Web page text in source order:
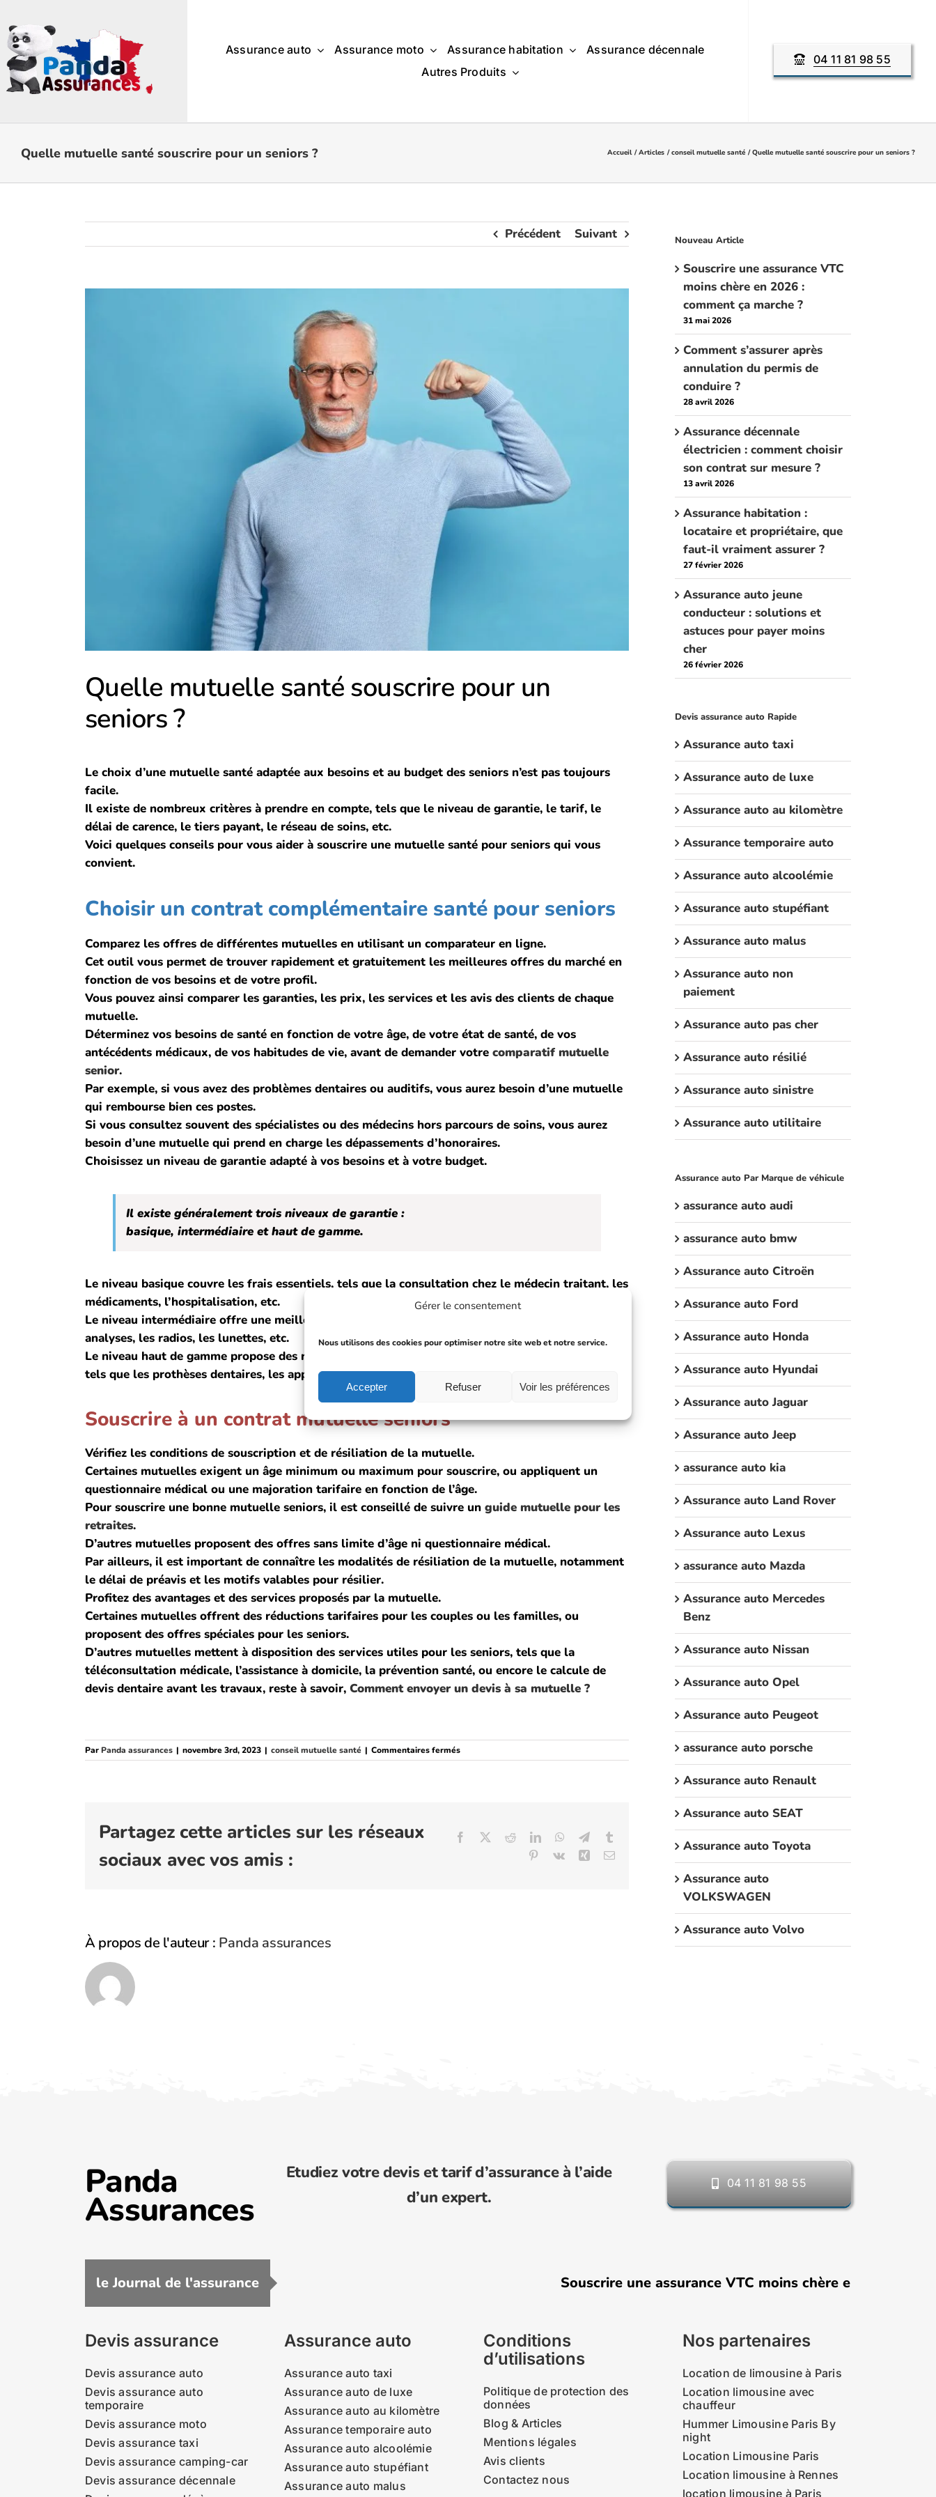
Gérer le consentement
Nous utilisons des cookies pour optimiser notre site web et notre service.
Accepter Refuser Voir les préférences
au
contenu
Assurance auto Assurance moto Assurance habitation
Assurance décennale
Autres Produits
04 11 81 98 55
Quelle mutuelle santé souscrire pour un seniors ? Accueil Articles conseil mutuelle santé Quelle mutuelle santé souscrire pour un seniors ?
Précédent Suivant
Quelle mutuelle santé souscrire pour un
seniors ?
Le choix d’une mutuelle santé adaptée aux besoins et au budget des seniors n’est pas toujours
facile.
Il existe de nombreux critères à prendre en compte, tels que le niveau de garantie, le tarif, le
délai de carence, le tiers payant, le réseau de soins, etc.
Voici quelques conseils pour vous aider à souscrire une mutuelle santé pour seniors qui vous
convient.
Choisir un contrat complémentaire santé pour seniors
Comparez les offres de différentes mutuelles en utilisant un comparateur en ligne.
Cet outil vous permet de trouver rapidement et gratuitement les meilleures offres du marché en
fonction de vos besoins et de votre profil.
Vous pouvez ainsi comparer les garanties, les prix, les services et les avis des clients de chaque
mutuelle.
Déterminez vos besoins de santé en fonction de votre âge, de votre état de santé, de vos
antécédents médicaux, de vos habitudes de vie, avant de demander votre comparatif mutuelle
senior.
Par exemple, si vous avez des problèmes dentaires ou auditifs, vous aurez besoin d’une mutuelle
qui rembourse bien ces postes.
Si vous consultez souvent des spécialistes ou des médecins hors parcours de soins, vous aurez
besoin d’une mutuelle qui prend en charge les dépassements d’honoraires.
Choisissez un niveau de garantie adapté à vos besoins et à votre budget.
Il existe généralement trois niveaux de garantie :
basique, intermédiaire et haut de gamme.
Le niveau basique couvre les frais essentiels, tels que la consultation chez le médecin traitant, les
médicaments, l’hospitalisation, etc.
Le niveau intermédiaire offre une meilleure prise en charge des frais courants, tels que les
analyses, les radios, les lunettes, etc.
Le niveau haut de gamme propose des remboursements élevés pour les dépenses importantes,
tels que les prothèses dentaires, les appareils auditifs, les cures thermales, etc.
Souscrire à un contrat mutuelle seniors
Vérifiez les conditions de souscription et de résiliation de la mutuelle.
Certaines mutuelles exigent un âge minimum ou maximum pour souscrire, ou appliquent un
questionnaire médical ou une majoration tarifaire en fonction de l’âge.
Pour souscrire une bonne mutuelle seniors, il est conseillé de suivre un guide mutuelle pour les
retraites.
D’autres mutuelles proposent des offres sans limite d’âge ni questionnaire médical.
Par ailleurs, il est important de connaître les modalités de résiliation de la mutuelle, notamment
le délai de préavis et les motifs valables pour résilier.
Profitez des avantages et des services proposés par la mutuelle.
Certaines mutuelles offrent des réductions tarifaires pour les couples ou les familles, ou
proposent des offres spéciales pour les seniors.
D’autres mutuelles mettent à disposition des services utiles pour les seniors, tels que la
téléconsultation médicale, l’assistance à domicile, la prévention santé, ou encore le calcule de
devis dentaire avant les travaux, reste à savoir, Comment envoyer un devis à sa mutuelle ?
ParPanda assurances | novembre 3rd, 2023 | conseil mutuelle santé | Commentaires ferméssur
Quelle
seniors
Partagez cette articles sur les réseaux
sociaux avec vos amis :
Facebook RedditLinkedInWhatsApp
Telegram
Pinterest
Vk Xing Email
À propos de l'auteur : Panda assurances
Nouveau Article
Souscrire une assurance VTC
moins chère en 2026 :
comment ça marche ?
31 mai 2026
Comment s’assurer après
annulation du permis de
conduire ?
28 avril 2026
Assurance décennale
électricien : comment choisir
son contrat sur mesure ?
13 avril 2026
Assurance habitation :
locataire et propriétaire, que
faut-il vraiment assurer ?
27 février 2026
Assurance auto jeune
conducteur : solutions et
astuces pour payer moins
cher
26 février 2026
Devis assurance auto Rapide
Assurance auto taxi
Assurance auto de luxe
Assurance auto au kilomètre
Assurance temporaire auto
Assurance auto alcoolémie
Assurance auto stupéfiant
Assurance auto malus
Assurance auto non
paiement
Assurance auto pas cher
Assurance auto résilié
Assurance auto sinistre
Assurance auto utilitaire
Assurance auto Par Marque de véhicule
assurance auto audi
assurance auto bmw
Assurance auto Citroën
Assurance auto Ford
Assurance auto Honda
Assurance auto Hyundai
Assurance auto Jaguar
Assurance auto Jeep
assurance auto kia
Assurance auto Land Rover
Assurance auto Lexus
assurance auto Mazda
Assurance auto Mercedes
Benz
Assurance auto Nissan
Assurance auto Opel
Assurance auto Peugeot
assurance auto porsche
Assurance auto Renault
Assurance auto SEAT
Assurance auto Toyota
Assurance auto
VOLKSWAGEN
Assurance auto Volvo
Panda
Assurances
Etudiez votre devis et tarif d’assurance à l’aide
d’un expert.
04 11 81 98 55
le Journal de l'assurance Souscrire une assurance VTC moins chère en 2026 : comment
Devis assurance
Devis assurance auto
Devis assurance auto
temporaire
Devis assurance moto
Devis assurance taxi
Devis assurance camping-car
Devis assurance décennale
Assurance auto
Assurance auto taxi
Assurance auto de luxe
Assurance auto au kilomètre
Assurance temporaire auto
Assurance auto alcoolémie
Assurance auto stupéfiant
Assurance auto malus
Conditions
d’utilisations
Politique de protection des
données
Blog & Articles
Mentions légales
Avis clients
Contactez nous
Nos partenaires
Location de limousine à Paris
Location limousine avec
chauffeur
Hummer Limousine Paris By
night
Location Limousine Paris
Location limousine à Rennes
location limousine à Paris